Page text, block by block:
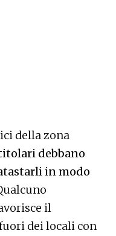
della zona
debbano
in modo
il
dei locali con